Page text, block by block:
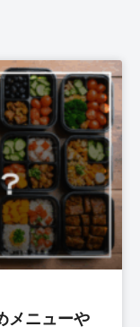
メニューや